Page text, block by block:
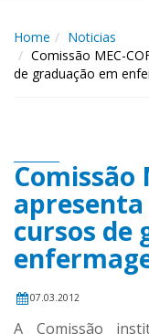
Home
Noticias
Comissão MEC-
de graduação em
Comissão
cursos de
07.03.2012
A Comissão